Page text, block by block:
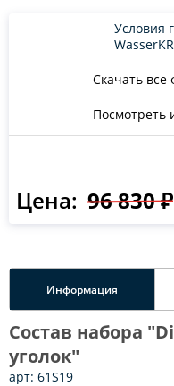
Скачать все
Посмотреть
Условия
Цена: 96 830 ₽
Информация
Состав набора
уголок"
арт: 61S19